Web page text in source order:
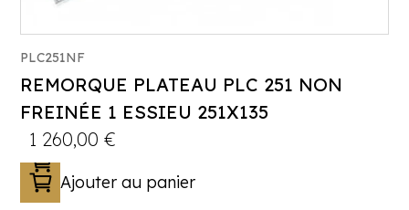
Catégorie :
PTAC :
Poids à vide (kg) :171
PLC251NF
REMORQUE PLATEAU PLC 251 NON
FREINÉE 1 ESSIEU 251X135
1 260,00€
Ajouter au panier